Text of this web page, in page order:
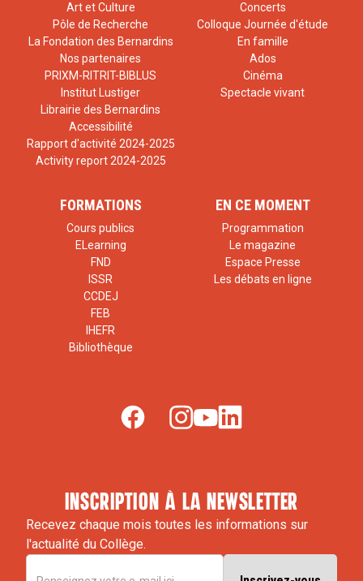
Art et Culture
Pôle de Recherche
La Fondation des Bernardins
Nos partenaires
PRIXM-RITRIT-BIBLUS
Institut Lustiger
Librairie des Bernardins
Accessibilité
Rapport d'activité 2024-2025
Activity report 2024-2025
Concerts
Colloque Journée d'étude
En famille
Ados
Cinéma
Spectacle vivant
FORMATIONS
Cours publics
ELearning
FND
ISSR
CCDEJ
FEB
IHEFR
Bibliothèque
EN CE MOMENT
Programmation
Le magazine
Espace Presse
Les débats en ligne
inscription à la newsletter
Recevez chaque mois toutes les informations sur
l'actualité du Collège.